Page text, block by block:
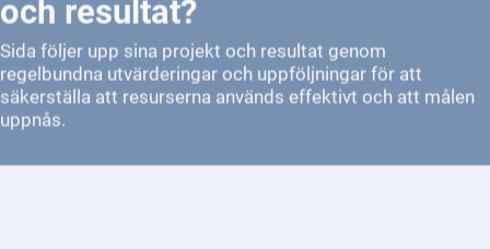
Sida följer upp sina projekt och resultat genom
säkerställa att resurserna används effektivt och att målen
uppnås.